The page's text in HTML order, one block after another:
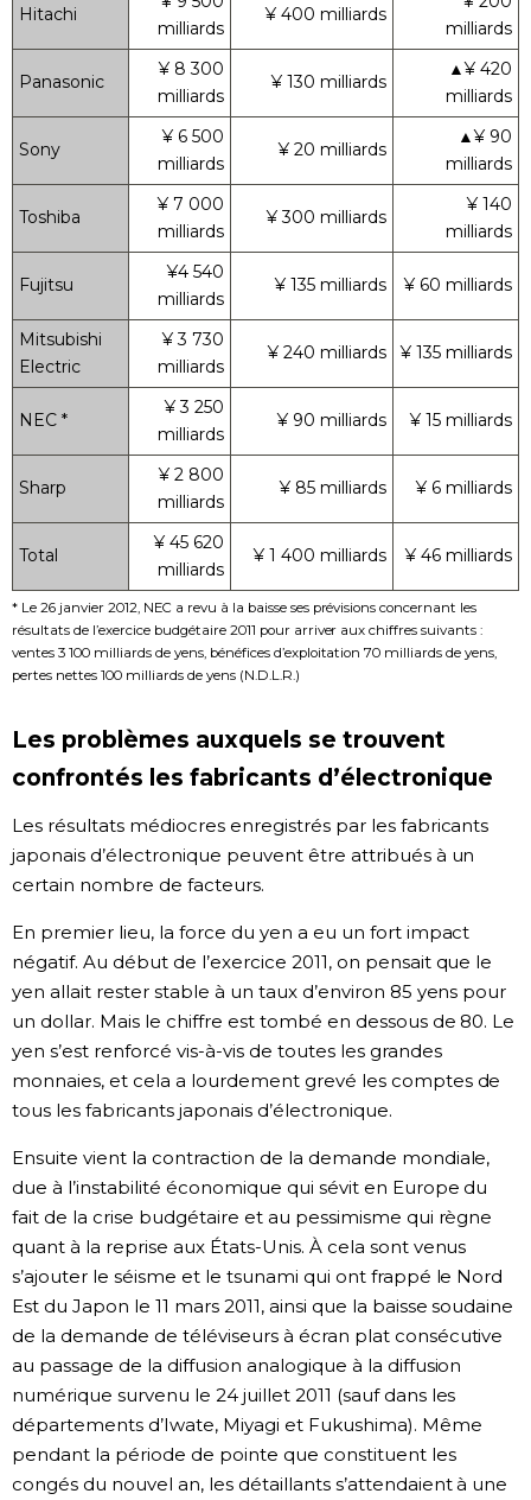
Hitachi
milliards
¥ 400 milliards
milliards
Panasonic
¥ 8 300
milliards
¥ 130 milliards
▲¥ 420
milliards
Sony
¥ 6 500
milliards
¥ 20 milliards
▲¥ 90
milliards
Toshiba
¥ 7 000
milliards
¥ 300 milliards
¥ 140
milliards
Fujitsu
¥4 540
milliards
¥ 135 milliards ¥ 60 milliards
Mitsubishi
Electric
¥ 3 730
milliards
¥ 240 milliards ¥ 135 milliards
NEC *
¥ 3 250
milliards
¥ 90 milliards ¥ 15 milliards
Sharp
¥ 2 800
milliards
¥ 85 milliards ¥ 6 milliards
Total
¥ 45 620
milliards
¥ 1 400 milliards ¥ 46 milliards
* Le 26 janvier 2012, NEC a revu à la baisse ses prévisions concernant les
résultats de l’exercice budgétaire 2011 pour arriver aux chiffres suivants :
ventes 3 100 milliards de yens, bénéfices d’exploitation 70 milliards de yens,
pertes nettes 100 milliards de yens (N.D.L.R.)
Les problèmes auxquels se trouvent
confrontés les fabricants d’électronique
Les résultats médiocres enregistrés par les fabricants
japonais d’électronique peuvent être attribués à un
certain nombre de facteurs.
En premier lieu, la force du yen a eu un fort impact
négatif. Au début de l’exercice 2011, on pensait que le
yen allait rester stable à un taux d’environ 85 yens pour
un dollar. Mais le chiffre est tombé en dessous de 80. Le
yen s’est renforcé vis-à-vis de toutes les grandes
monnaies, et cela a lourdement grevé les comptes de
tous les fabricants japonais d’électronique.
Ensuite vient la contraction de la demande mondiale,
due à l’instabilité économique qui sévit en Europe du
fait de la crise budgétaire et au pessimisme qui règne
quant à la reprise aux États-Unis. À cela sont venus
s’ajouter le séisme et le tsunami qui ont frappé le Nord
Est du Japon le 11 mars 2011, ainsi que la baisse soudaine
de la demande de téléviseurs à écran plat consécutive
au passage de la diffusion analogique à la diffusion
numérique survenu le 24 juillet 2011 (sauf dans les
départements d’Iwate, Miyagi et Fukushima). Même
pendant la période de pointe que constituent les
congés du nouvel an, les détaillants s’attendaient à une